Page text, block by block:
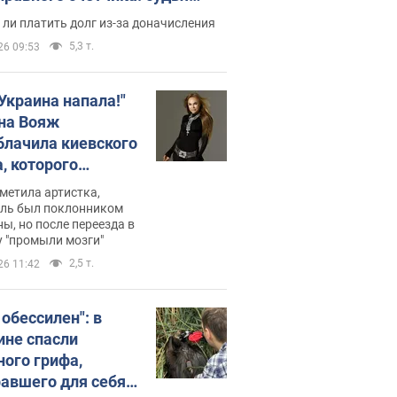
неожиданное решение
платить долг из-за доначисления
09:53 5,3 т.
напала!"
Вояж
киевского
которого
он
не знал,
хочет
украинцев
артистка,
был поклонником
но после переезда в
"промыли мозги"
11:42 2,5 т.
в
спасли
грифа,
для себя